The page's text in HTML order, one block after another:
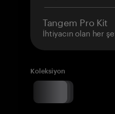
Tangem Pro Kit
İhtiyacın olan her
Koleksiyon